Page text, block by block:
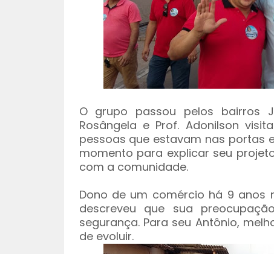
O grupo passou pelos bairros
Rosângela e Prof. Adonilson
pessoas que estavam nas portas
momento para explicar seu
com a comunidade.
Dono de um comércio há 9 anos
descreveu que sua
segurança. Para seu Antônio,
de evoluir.